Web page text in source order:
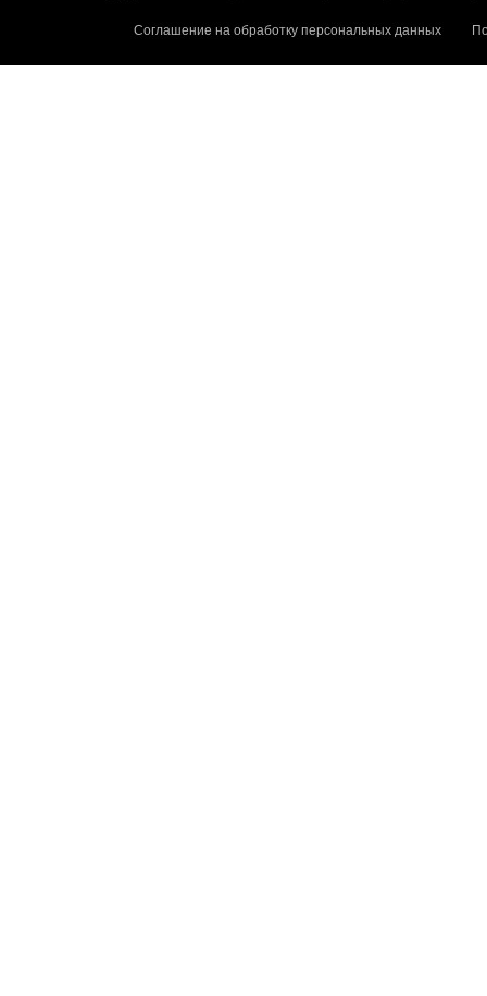
Соглашение на обработку персональных данных